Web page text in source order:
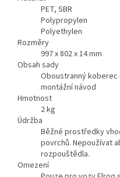
PET, SBR
Polypropylen
Polyethylen
Rozměry
997 x 802 x 14 mm
Obsah sady
Oboustranný
montážní návod
Hmotnost
2kg
Údržba
Běžné prostředky
povrchů. Nepoužívat
rozpouštědla.
Omezení